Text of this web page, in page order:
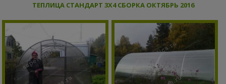
ТЕПЛИЦА СТАНДАРТ 3Х4 СБОРКА ОКТЯБРЬ 2016